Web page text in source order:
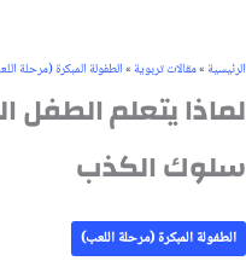
الرئيسية»مقالات تربوية»الطفولة المبكرة (مرحلة
لماذا يتعلم الطفل
سلوك الكذب
الطفولة المبكرة (مرحلة اللعب)